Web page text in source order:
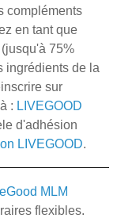
compléments
en tant que
75%
ingrédients de la
sur
: LIVEGOOD
d'adhésion
LIVEGOOD.
MLM
flexibles.